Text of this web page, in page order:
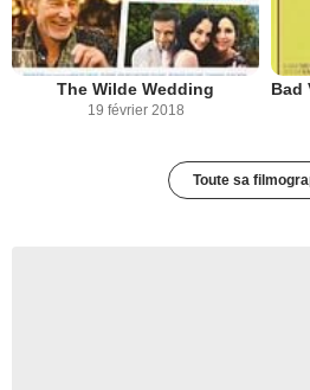
The Wilde Wedding
19 février 2018
Toute sa